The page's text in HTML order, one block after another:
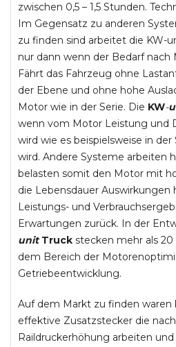
zwischen 0,5 – 1,5 Stunden.
Im Gegensatz zu anderen
zu finden sind arbeitet die KW-
nur dann wenn der Bedarf
Fährt das Fahrzeug ohne
der Ebene und ohne hohe
Motor wie in der Serie. Die KW-
wenn vom Motor Leistung und
wird wie es beispielsweise in
wird. Andere Systeme arbeiten
belasten somit den Motor mit
die Lebensdauer Auswirkungen
Leistungs- und
Erwartungen zurück. In der
unit Truck stecken mehr als
dem Bereich der
Getriebeentwicklung.
Auf dem Markt zu finden waren
effektive Zusatzstecker die
Raildruckerhöhung arbeiten